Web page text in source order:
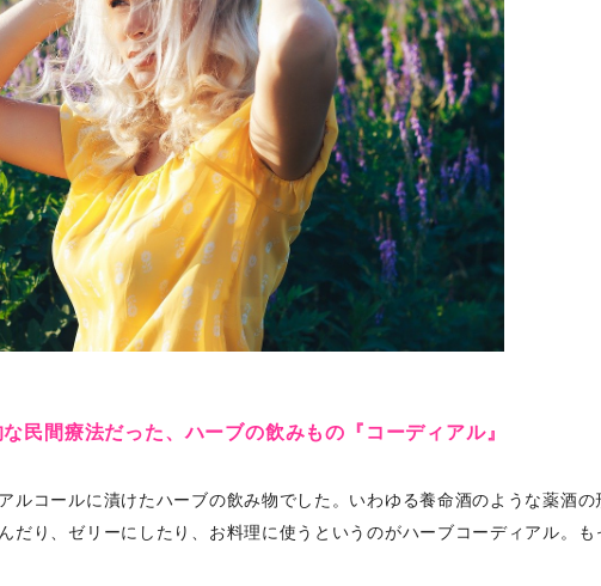
民間療法だった、ハーブの飲みもの『コーディアル』
ルコールに漬けたハーブの飲み物でした。いわゆる養命酒のような薬酒
だり、ゼリーにしたり、お料理に使うというのがハーブコーディアル。